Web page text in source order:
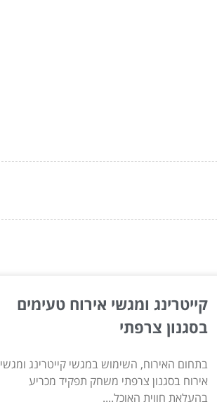
קייטרינג ומגשי אירוח טעימים
בסגנון צרפתי
בתחום האירוח, השימוש במגשי קייטרינג ומגשי
אירוח בסגנון צרפתי משחק תפקיד מכריע
בהעלאת חווית האוכל....